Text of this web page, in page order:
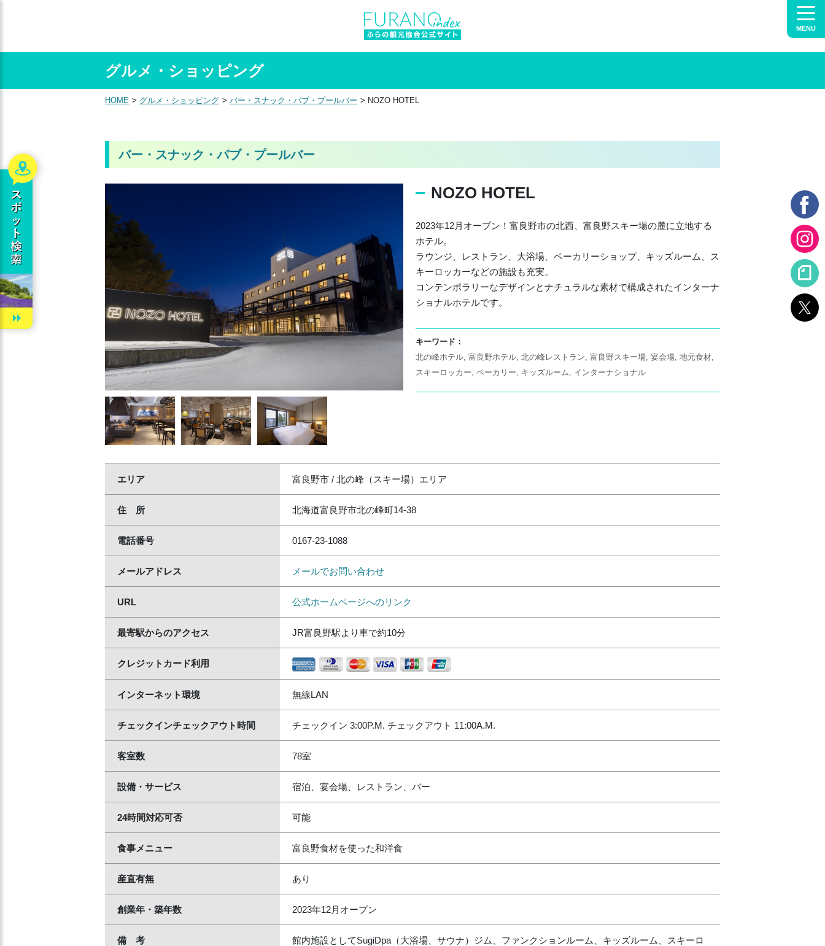
MENU
グルメ・ショッピング
HOME グルメ・ショッピング バー・スナック・パブ・プールバー NOZO HOTEL
バー・スナック・パブ・プールバー
NOZO HOTEL
2023年12月オープン！富良野市の北西、富良野スキー場の麓に立地する
ホテル。
ラウンジ、レストラン、大浴場、ベーカリーショップ、キッズルーム、ス
キーロッカーなどの施設も充実。
コンテンポラリーなデザインとナチュラルな素材で構成されたインターナ
ショナルホテルです。
キーワード：
北の峰ホテル 富良野ホテル 北の峰レストラン 富良野スキー場 宴会場 地元食材
スキーロッカー ベーカリー キッズルーム インターナショナル
エリア 富良野市 / 北の峰（スキー場）エリア
住 所 北海道富良野市北の峰町14-38
電話番号 0167-23-1088
メールアドレス メールでお問い合わせ
URL 公式ホームページへのリンク
最寄駅からのアクセス JR富良野駅より車で約10分
クレジットカード利用
インターネット環境 無線LAN
チェックインチェックアウト時間 チェックイン 3:00P.M. チェックアウト 11:00A.M.
客室数 78室
設備・サービス 宿泊、宴会場、レストラン、バー
24時間対応可否 可能
食事メニュー 富良野食材を使った和洋食
産直有無 あり
創業年・築年数 2023年12月オープン
備 考
館内施設としてSugiDpa（大浴場、サウナ）ジム、ファンクションルーム、キッズルーム、スキーロ